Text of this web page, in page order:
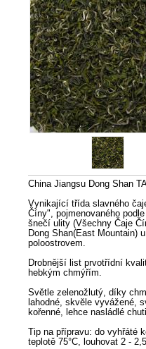
China Jiangsu Dong Shan
Vynikající třída slavného
Číny", pojmenovaného
šnečí ulity (Všechny Čaje
Dong Shan(East Mountain)
poloostrovem.
Drobnější list prvotřídní
hebkým chmýřím.
Světle zelenožlutý, díky
lahodné, skvěle vyvážené,
kořenné, lehce nasládlé
Tip na přípravu: do vyhřáté
teplotě 75°C, louhovat 2 -